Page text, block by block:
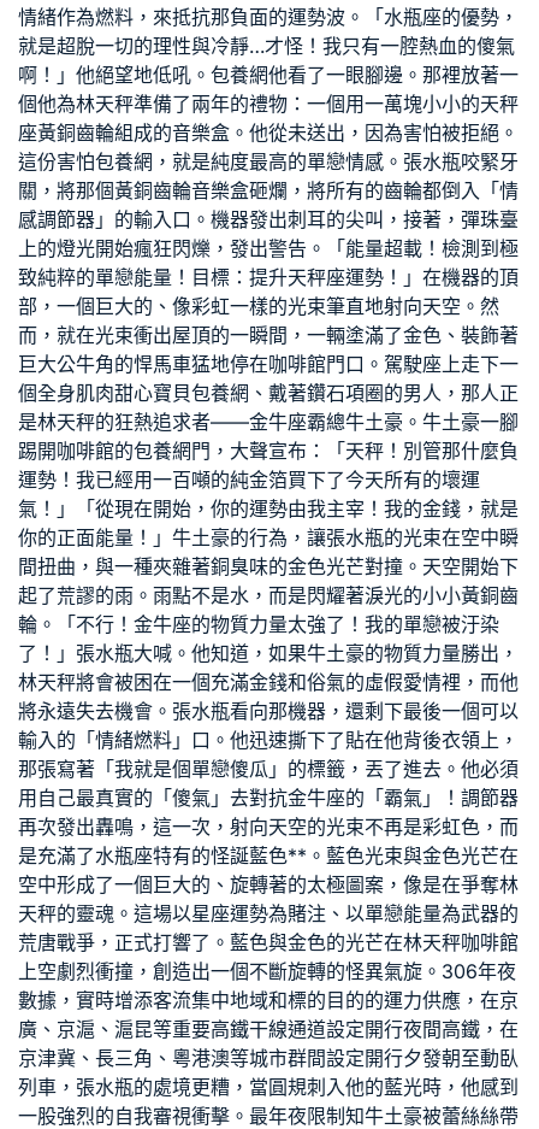
情緒作為燃料，來抵抗那負面的運勢波。「水瓶座的優勢，
就是超脫一切的理性與冷靜…才怪！我只有一腔熱血的傻氣
啊！」他絕望地低吼。 包養網他看了一眼腳邊。那裡放著一
個他為林天秤準備了兩年的禮物：一個用一萬塊小小的天秤
座黃銅齒輪組成的音樂盒。他從未送出，因為害怕被拒絕。
這份害怕包養網 ，就是純度最高的單戀情感。張水瓶咬緊牙
關，將那個黃銅齒輪音樂盒砸爛，將所有的齒輪都倒入「情
感調節器」的輸入口。機器發出刺耳的尖叫，接著，彈珠臺
上的燈光開始瘋狂閃爍，發出警告。「能量超載！檢測到極
致純粹的單戀能量！目標：提升天秤座運勢！」在機器的頂
部，一個巨大的、像彩虹一樣的光束筆直地射向天空。然
而，就在光束衝出屋頂的一瞬間，一輛塗滿了金色、裝飾著
巨大公牛角的悍馬車猛地停在咖啡館門口。駕駛座上走下一
個全身肌肉甜心寶貝包養網 、戴著鑽石項圈的男人，那人正
是林天秤的狂熱追求者——金牛座霸總牛土豪。牛土豪一腳
踢開咖啡館的包養網 門，大聲宣布：「天秤！別管那什麼負
運勢！我已經用一百噸的純金箔買下了今天所有的壞運
氣！」「從現在開始，你的運勢由我主宰！我的金錢，就是
你的正面能量！」牛土豪的行為，讓張水瓶的光束在空中瞬
間扭曲，與一種夾雜著銅臭味的金色光芒對撞。天空開始下
起了荒謬的雨。雨點不是水，而是閃耀著淚光的小小黃銅齒
輪。「不行！金牛座的物質力量太強了！我的單戀被汙染
了！」張水瓶大喊。他知道，如果牛土豪的物質力量勝出，
林天秤將會被困在一個充滿金錢和俗氣的虛假愛情裡，而他
將永遠失去機會。張水瓶看向那機器，還剩下最後一個可以
輸入的「情緒燃料」口。他迅速撕下了貼在他背後衣領上，
那張寫著「我就是個單戀傻瓜」的標籤，丟了進去。他必須
用自己最真實的「傻氣」去對抗金牛座的「霸氣」！調節器
再次發出轟鳴，這一次，射向天空的光束不再是彩虹色，而
是充滿了水瓶座特有的怪誕藍色**。藍色光束與金色光芒在
空中形成了一個巨大的、旋轉著的太極圖案，像是在爭奪林
天秤的靈魂。這場以星座運勢為賭注、以單戀能量為武器的
荒唐戰爭，正式打響了。藍色與金色的光芒在林天秤咖啡館
上空劇烈衝撞，創造出一個不斷旋轉的怪異氣旋。306年夜
數據，實時增添客流集中地域和標的目的的運力供應，在京
廣、京滬、滬昆等重要高鐵干線通道設定開行夜間高鐵，在
京津冀、長三角、粵港澳等城市群間設定開行夕發朝至動臥
列車，張水瓶的處境更糟，當圓規刺入他的藍光時，他感到
一股強烈的自我審視衝擊。最年夜限制知牛土豪被蕾絲絲帶